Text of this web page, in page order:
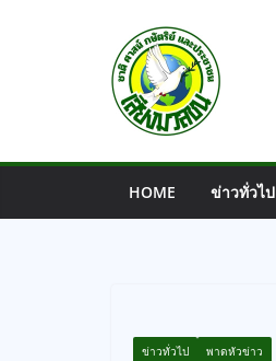
HOME ข่าวทั่วไป
ข่าวทั่วไป พาดหัวข่าว